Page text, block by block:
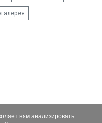
нам анализировать